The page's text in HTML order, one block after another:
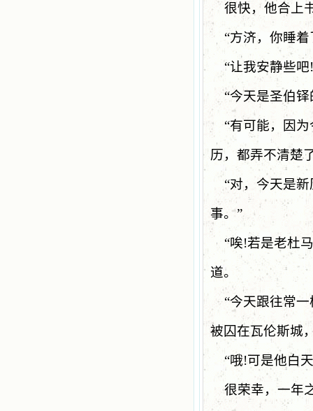
很快，他合上
“方济，你睡着
“让我安静些吧!
“今天是圣伯
“有可能，因
历，都弄不清楚
“对，今天是
事。”
“唉!若是老杜
道。
“今天跟往常一
被囚在瓦伦斯城
“哦!可是他白
很荣幸，一年